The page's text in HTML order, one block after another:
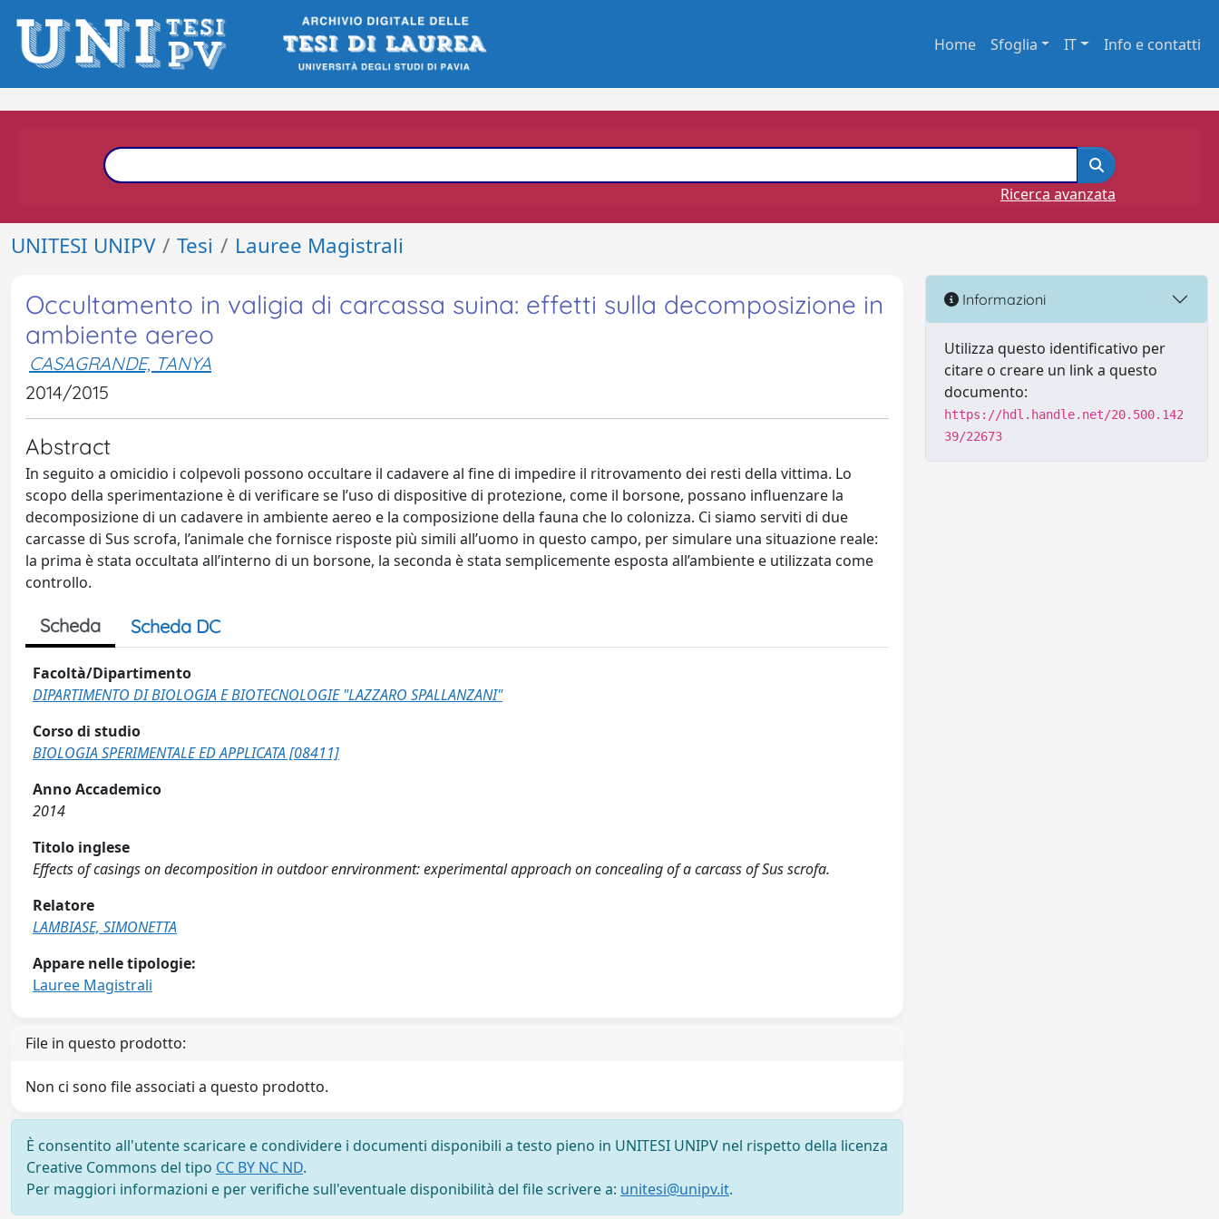
Home Sfoglia IT Info e contatti
Ricerca avanzata
UNITESI UNIPV Tesi Lauree Magistrali
Occultamento in valigia di carcassa suina: effetti sulla decomposizione in
ambiente aereo
CASAGRANDE, TANYA
2014/2015
Abstract
In seguito a omicidio i colpevoli possono occultare il cadavere al fine di impedire il ritrovamento dei resti della vittima. Lo
scopo della sperimentazione è di verificare se l’uso di dispositive di protezione, come il borsone, possano influenzare la
decomposizione di un cadavere in ambiente aereo e la composizione della fauna che lo colonizza. Ci siamo serviti di due
carcasse di Sus scrofa, l’animale che fornisce risposte più simili all’uomo in questo campo, per simulare una situazione reale:
la prima è stata occultata all’interno di un borsone, la seconda è stata semplicemente esposta all’ambiente e utilizzata come
controllo.
Scheda Scheda DC
Facoltà/Dipartimento
DIPARTIMENTO DI BIOLOGIA E BIOTECNOLOGIE "LAZZARO SPALLANZANI"
Corso di studio
BIOLOGIA SPERIMENTALE ED APPLICATA [08411]
Anno Accademico
2014
Titolo inglese
Effects of casings on decomposition in outdoor enrvironment: experimental approach on concealing of a carcass of Sus scrofa.
Relatore
LAMBIASE, SIMONETTA
Appare nelle tipologie:
Lauree Magistrali
File in questo prodotto:
Non ci sono file associati a questo prodotto.
È consentito all'utente scaricare e condividere i documenti disponibili a testo pieno in UNITESI UNIPV nel rispetto della licenza
Creative Commons del tipo CC BY NC ND.
Per maggiori informazioni e per verifiche sull'eventuale disponibilità del file scrivere a: unitesi@unipv.it.
Informazioni
Utilizza questo identificativo per
citare o creare un link a questo
documento:
https://hdl.handle.net/20.500.142
39/22673